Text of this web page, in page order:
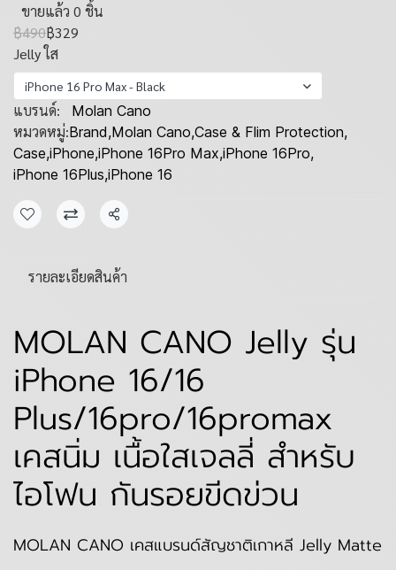
ขายแล้ว 0 ชิ้น
฿490฿329
Jelly ใส
iPhone 16 Pro Max - Black
แบรนด์: Molan Cano
หมวดหมู่:Brand,Molan Cano,Case & Flim Protection,
Case,iPhone,iPhone 16Pro Max,iPhone 16Pro,
iPhone 16Plus,iPhone 16
แชร์
รายละเอียดสินค้า
MOLAN CANO Jelly รุ่น
iPhone 16/16
Plus/16pro/16promax
เคสนิ่ม เนื้อใสเจลลี่ สำหรับ
ไอโฟน กันรอยขีดข่วน
MOLAN CANO เคสแบรนด์สัญชาติเกาหลี Jelly Matte